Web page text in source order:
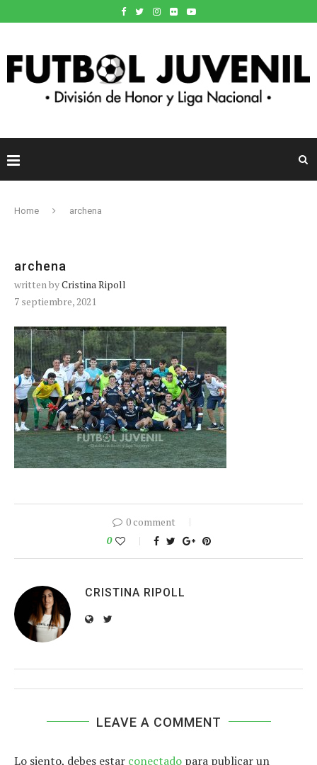
Home archena
archena
written byCristina Ripoll
7 septiembre, 2021
0 comment
0
CRISTINA RIPOLL
LEAVE A COMMENT
Lo siento, debes estar conectado para publicar un